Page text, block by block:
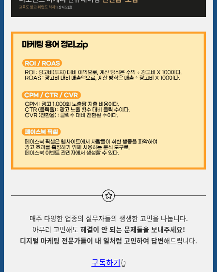
매주 다양한 업종의 실무자들의 생생한 고민을 나눕니다.
아무리 고민해도 해결이 안 되는 문제들을 보내주세요!
디지털 마케팅 전문가들이 내 일처럼 고민하여 답변해드립니다.
구독하기👆